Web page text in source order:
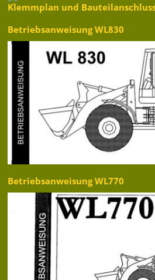
Betriebsanweisung WL830
Betriebsanweisung WL770